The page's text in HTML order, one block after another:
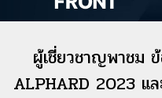
ผู้เชี่ยวชาญพาชม
ALPHARD 2023 แ